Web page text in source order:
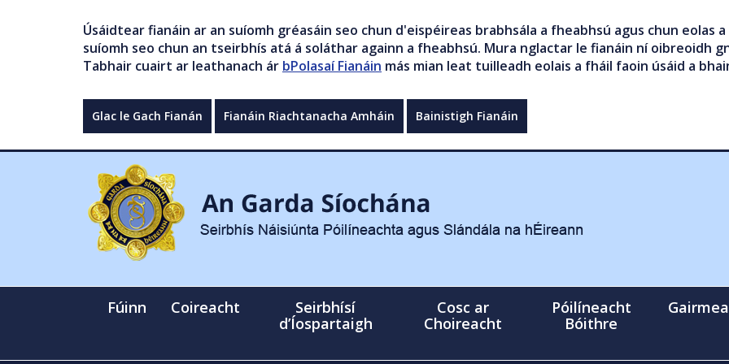
Úsáidtear fianáin ar an suíomh gréasáin seo chun d'eispéireas brabhsála a fheabhsú agus chun eolas
suíomh seo chun an tseirbhís atá á soláthar againn a fheabhsú. Mura nglactar le fianáin ní oibreoidh
Tabhair cuairt ar leathanach ár bPolasaí Fianáin más mian leat tuilleadh eolais a fháil faoin úsáid a
Glac le Gach Fianán Fianáin Riachtanacha Amháin Bainistigh Fianáin
Fúinn Coireacht
Seirbhísí
d’Íospartaigh
Cosc ar
Choireacht
Póilíneacht
Bóithre